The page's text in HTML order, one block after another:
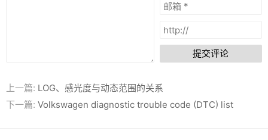
提交评论
上一篇: LOG、感光度与动态范围的关系
下一篇: Volkswagen diagnostic trouble code (DTC) list